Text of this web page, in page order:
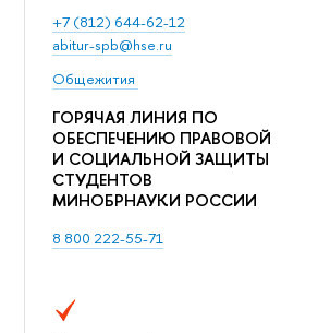
+7 (812) 644-62-12
abitur-spb@hse.ru
Общежития
ГОРЯЧАЯ ЛИНИЯ ПО
ОБЕСПЕЧЕНИЮ ПРАВОВОЙ
И СОЦИАЛЬНОЙ ЗАЩИТЫ
СТУДЕНТОВ
МИНОБРНАУКИ РОССИИ
8 800 222-55-71